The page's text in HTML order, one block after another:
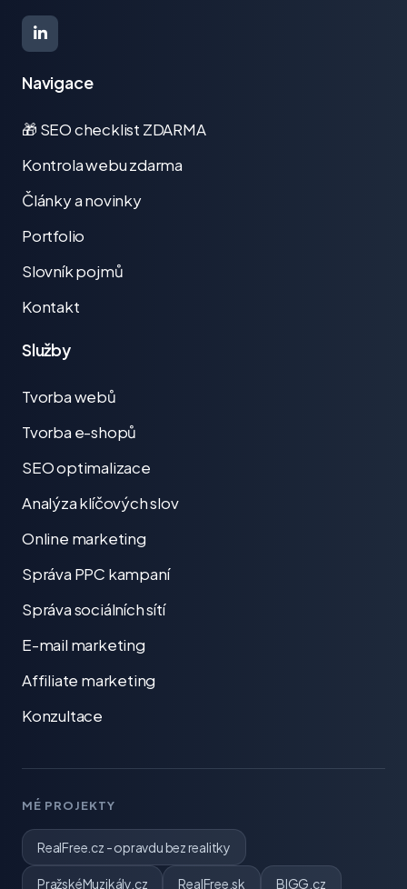
Navigace
🎁 SEO checklist ZDARMA
Kontrola webu zdarma
Články a novinky
Portfolio
Slovník pojmů
Kontakt
Služby
Tvorba webů
Tvorba e-shopů
SEO optimalizace
Analýza klíčových slov
Online marketing
Správa PPC kampaní
Správa sociálních sítí
E-mail marketing
Affiliate marketing
Konzultace
MÉ PROJEKTY
RealFree.cz - opravdu bez realitky
PražskéMuzikály.cz RealFree.sk BIGG.cz